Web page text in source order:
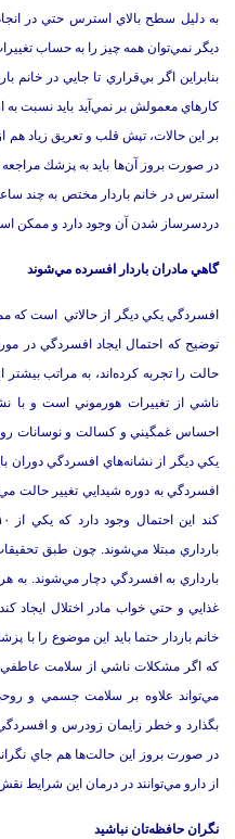
به دليل سطح بالاي استرس حتي در
ديگر نمي‌توان همه چيز را به حساب
بنابراين اگر بي‌قراري تا جايي در
كارهاي معمولش بر نمي‌آيد بايد
بر اين حالات، تپش قلب و تعريق زياد هم
در صورت بروز آن‌ها بايد به پزشك
استرس در خانم باردار مختص به چند
دردسرساز شدن آن وجود دارد و ممكن
گاهي مادران باردار افسرده مي‌شوند
افسردگي يكي ديگر از حالاتي است كه
توضيح كه احتمال ايجاد افسردگي در
حالت را تجربه كرده‌اند، به مراتب
ناشي از تغييرات هورموني است و با
احساس غمگيني و كسالت و نوسانات
يكي ديگر از نشانه‌هاي افسردگي دوران
افسردگي به دوره‌ شيدايي تغيير حالت
بارداري به افسردگي دچار مي‌شوند.
خانم باردار حتما بايد اين موضوع را با
كه اگر مشكلات ناشي از سلامت عاطفي
مي‌تواند علاوه بر سلامت جسمي و
بگذارد و خطر زايمان زودرس و افسردگي
در صورت بروز اين حالت‌ها هم جاي
از دارو مي‌توانند در درمان اين شرايط
نگران حافظه‌تان نباشيد